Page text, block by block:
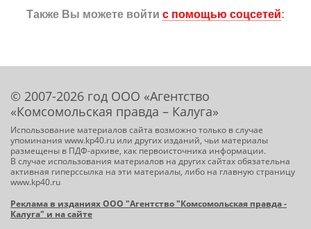
Также Вы можете войти с помощью соцсетей:
© 2007-2026 год ООО «Агентство
«Комсомольская правда – Калуга»
Использование материалов сайта возможно только в случае
упоминания www.kp40.ru или других изданий, чьи материалы
размещены в ПДФ-архиве, как первоисточника информации.
В случае использования материалов на других сайтах обязательна
активная гиперссылка на эти материалы, либо на главную страницу
www.kp40.ru
Реклама в изданиях ООО "Агентство "Комсомольская правда -
Калуга" и на сайте